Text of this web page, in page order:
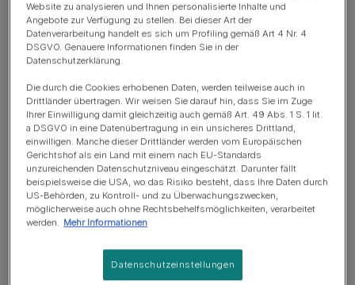
kleinen Hundes abtasten. Bei einem gesunden, aktiven
kleinen Hund sollte es möglich sein die Rippen zu fühlen,
die Hüfte sollte definiert sein und sein Bauch sollte nicht
herunterhängen.
Idealgewicht & -verfassung
Kleine Hunderassen können unterschiedliche
Idealgewichte haben, deswegen ist es wichtig, Deinen
Tierarzt zu fragen welches Körpergewicht und welche
besten ist. Zum Beispiel ist das Idealgewicht eines
Zwergdackels (ca. 4.5 Kilogramm) weit entfernt von dem
Website zu analysieren und Ihnen personalisierte Inhalte und
Angebote zur Verfügung zu stellen. Bei dieser Art der
Datenverarbeitung handelt es sich um Profiling gemäß Art 4 Nr. 4
DSGVO. Genauere Informationen finden Sie in der
Datenschutzerklärung.
Die durch die Cookies erhobenen Daten, werden teilweise auch in
Drittländer übertragen. Wir weisen Sie darauf hin, dass Sie im Zuge
Ihrer Einwilligung damit gleichzeitig auch gemäß Art. 49 Abs. 1 S. 1 lit.
a DSGVO in eine Datenübertragung in ein unsicheres Drittland,
einwilligen. Manche dieser Drittländer werden vom Europäischen
Gerichtshof als ein Land mit einem nach EU-Standards
unzureichenden Datenschutzniveau eingeschätzt. Darunter fällt
beispielsweise die USA, wo das Risiko besteht, dass Ihre Daten durch
US-Behörden, zu Kontroll- und zu Überwachungszwecken,
möglicherweise auch ohne Rechtsbehelfsmöglichkeiten, verarbeitet
werden. Mehr Informationen
Datenschutzeinstellungen